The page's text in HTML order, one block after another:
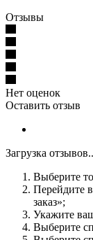
Отзывы
Нет оценок
Оставить отзыв
Загрузка
Выберите
Перейдите
заказ»;
Укажите
Выберите